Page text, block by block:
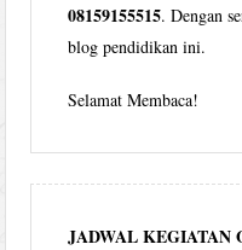
08159155515. Dengan
blog pendidikan ini.
Selamat Membaca!
JADWAL KEGIATAN